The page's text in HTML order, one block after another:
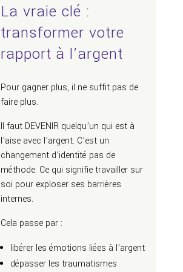
La vraie clé :
transformer votre
rapport à l’argent
Pour gagner plus, il ne suffit pas de
faire plus.
Il faut DEVENIR quelqu’un qui est à
l’aise avec l’argent. C’est un
changement d’identité pas de
méthode. Ce qui signifie travailler sur
soi pour exploser ses barrières
internes.
Cela passe par :
libérer les émotions liées à l’argent
dépasser les traumatismes